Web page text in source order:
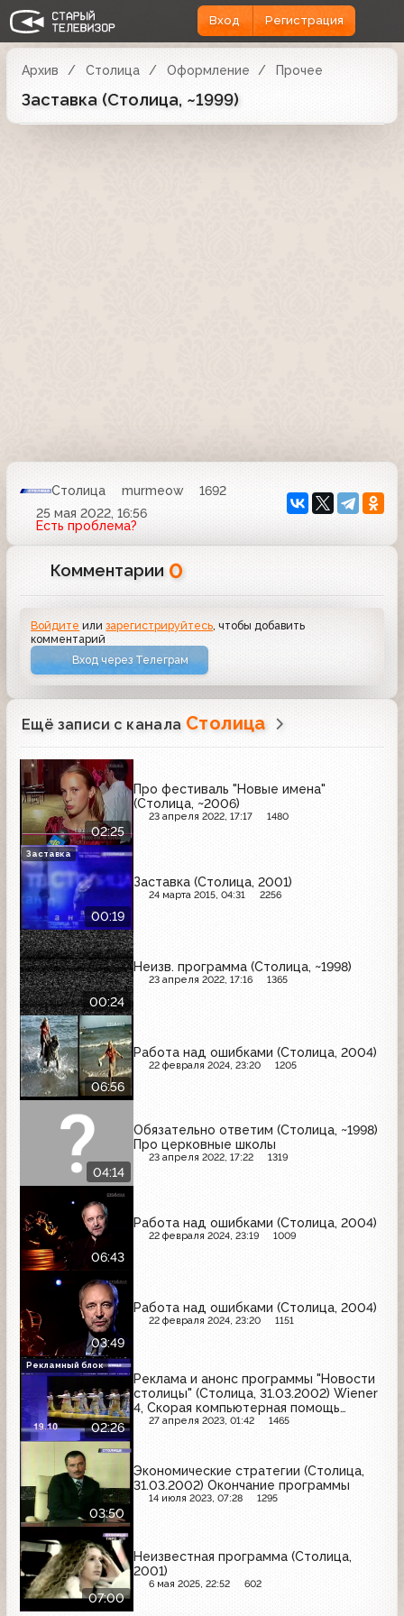
Вход Регистрация
Архив Столица Оформление Прочее
Заставка (Столица, ~1999)
Столица murmeow
1692
25 мая 2022, 16:56
Есть проблема?
Комментарии 0
Войдите илизарегистрируйтесь , чтобы добавить
комментарий
Вход через Телеграм
Ещё записи с канала Столица
02:25
Про фестиваль "Новые имена"
(Столица, ~2006)
23 апреля 2022, 17:17 1480
00:19
Заставка (Столица, 2001)
24 марта 2015, 04:31 2256
Заставка
00:24
Неизв. программа (Столица, ~1998)
23 апреля 2022, 17:16 1365
06:56
Работа над ошибками (Столица, 2004)
22 февраля 2024, 23:20 1205
04:14
Обязательно ответим (Столица, ~1998)
Про церковные школы
23 апреля 2022, 17:22 1319
06:43
Работа над ошибками (Столица, 2004)
22 февраля 2024, 23:19 1009
03:49
Работа над ошибками (Столица, 2004)
22 февраля 2024, 23:20 1151
02:26
Реклама и анонс программы "Новости
столицы" (Столица, 31.03.2002) Wiener
4, Скорая компьютерная помощь
Виртуального киоска
27 апреля 2023, 01:42 1465
Рекламный блок
03:50
Экономические стратегии (Столица,
31.03.2002) Окончание программы
14 июля 2023, 07:28 1295
07:00
Неизвестная программа (Столица,
2001)
6 мая 2025, 22:52 602